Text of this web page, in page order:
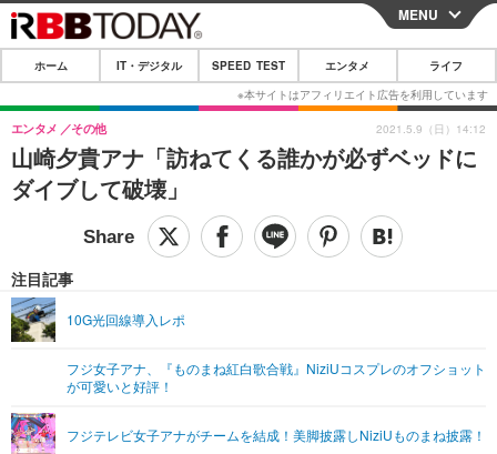
CLOSE
ホーム
IT・デジタル
IT・デジタルTOP スマートフォン
ショッピング その他
SPEED TEST
エンタメTOP 映画・ドラマ
グラビア
ショッピング その他
ライフTOP
その他
リリース一覧
MENU
ホーム IT・デジタル SPEED TEST エンタメ ライフ
山崎夕貴アナ「訪ねてくる誰かが必ずベッドに
ダイブして破壊」
エンタメ その他
注目記事
10G光回線導入レポ
フジ女子アナ、『ものまね紅白歌合戦』NiziUコスプレのオフショット
が可愛いと好評！
フジテレビ女子アナがチームを結成！美脚披露しNiziUものまね披露！
2021.5.9（日）14:12